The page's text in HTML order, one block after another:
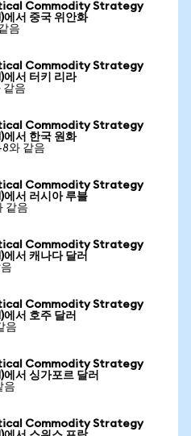
Commodity Strategy
서 중국 위안화
음
Commodity Strategy
서 터키 리라
같음
Commodity Strategy
서 한국 원화
와 같음
Commodity Strategy
서 러시아 루블
같음
Commodity Strategy
서 캐나다 달러
Commodity Strategy
서 호주 달러
음
Commodity Strategy
서 싱가포르 달러
음
Commodity Strategy